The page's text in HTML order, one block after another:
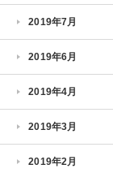
2019年7月
2019年6月
2019年4月
2019年3月
2019年2月